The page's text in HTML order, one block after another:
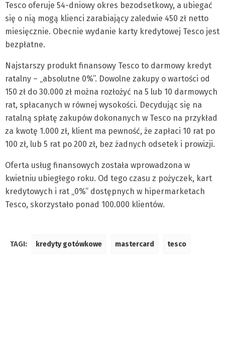
Tesco oferuje 54-dniowy okres bezodsetkowy, a ubiegać
się o nią mogą klienci zarabiający zaledwie 450 zł netto
miesięcznie. Obecnie wydanie karty kredytowej Tesco jest
bezpłatne.
Najstarszy produkt finansowy Tesco to darmowy kredyt
ratalny – „absolutne 0%”. Dowolne zakupy o wartości od
150 zł do 30.000 zł można rozłożyć na 5 lub 10 darmowych
rat, spłacanych w równej wysokości. Decydując się na
ratalną spłatę zakupów dokonanych w Tesco na przykład
za kwotę 1.000 zł, klient ma pewność, że zapłaci 10 rat po
100 zł, lub 5 rat po 200 zł, bez żadnych odsetek i prowizji.
Oferta usług finansowych została wprowadzona w
kwietniu ubiegłego roku. Od tego czasu z pożyczek, kart
kredytowych i rat „0%” dostępnych w hipermarketach
Tesco, skorzystało ponad 100.000 klientów.
TAGI: kredyty gotówkowe mastercard tesco